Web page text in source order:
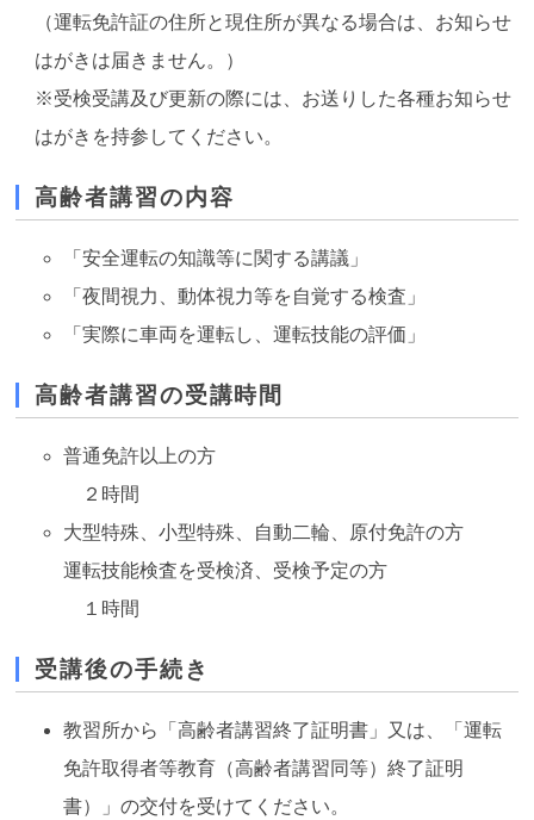
（運転免許証の住所と現住所が異なる場合は、お知らせ
はがきは届きません。）
※受検受講及び更新の際には、お送りした各種お知らせ
はがきを持参してください。
高齢者講習の内容
「安全運転の知識等に関する講議」
「夜間視力、動体視力等を自覚する検査」
「実際に車両を運転し、運転技能の評価」
高齢者講習の受講時間
普通免許以上の方
２時間
大型特殊、小型特殊、自動二輪、原付免許の方
運転技能検査を受検済、受検予定の方
１時間
受講後の手続き
教習所から「高齢者講習終了証明書」又は、「運転
免許取得者等教育（高齢者講習同等）終了証明
書）」の交付を受けてください。